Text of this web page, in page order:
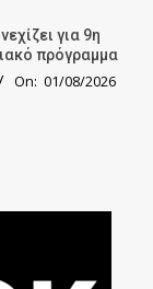
για 9η
πρόγραμμα
On: 01/08/2026